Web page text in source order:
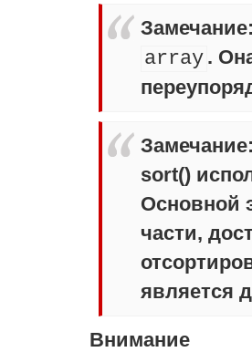
Замечание:
array .
Замечание:
sort()
Основной
части,
является
Внимание